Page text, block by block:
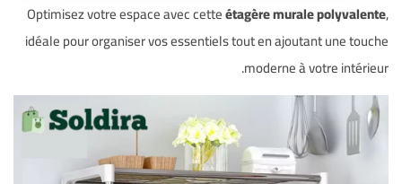
Optimisez votre espace avec cetteétagère murale polyvalente,
idéale pour organiser vos essentiels tout en ajoutant une touche
moderne à votre intérieur.